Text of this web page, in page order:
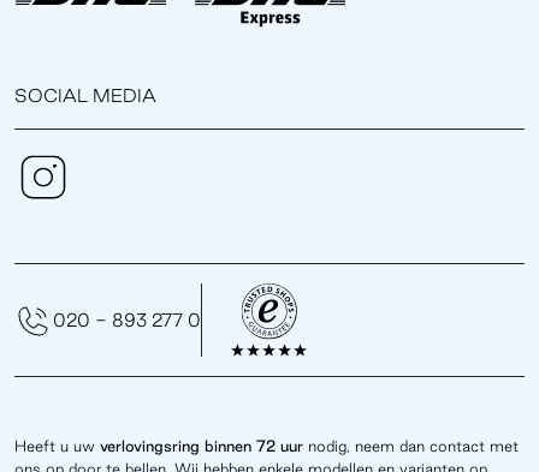
SOCIAL MEDIA
Heeft u uw verlovingsring binnen 72 uur nodig, neem dan contact met
ons op door te bellen. Wij hebben enkele modellen en varianten op
020 - 893 277 0